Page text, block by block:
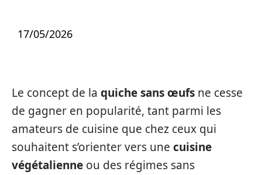
17/05/2026
Le concept de la quiche sans œufs ne cesse
de gagner en popularité, tant parmi les
amateurs de cuisine que chez ceux qui
souhaitent s’orienter vers une cuisine
végétalienne ou des régimes sans